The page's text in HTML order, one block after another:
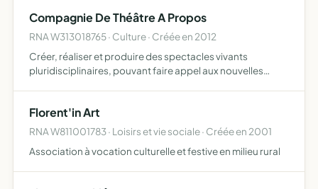
Compagnie De Théâtre A Propos
RNA W313018765 · Culture · Créée en 2012
Créer, réaliser et produire des spectacles vivants
pluridisciplinaires, pouvant faire appel aux nouvelles
po…
Florent'in Art
RNA W811001783 · Loisirs et vie sociale · Créée en 2001
Association à vocation culturelle et festive en milieu rural